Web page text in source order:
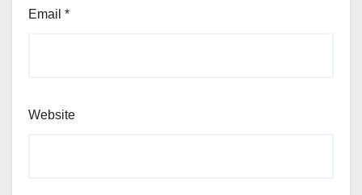
Email *
Website